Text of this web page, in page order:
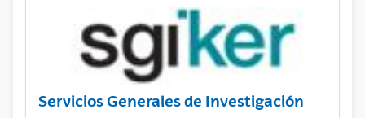
Servicios Generales de Investigación